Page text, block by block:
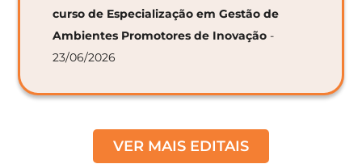
curso de Especialização em Gestão de
Ambientes Promotores de Inovação -
23/06/2026
VER MAIS EDITAIS